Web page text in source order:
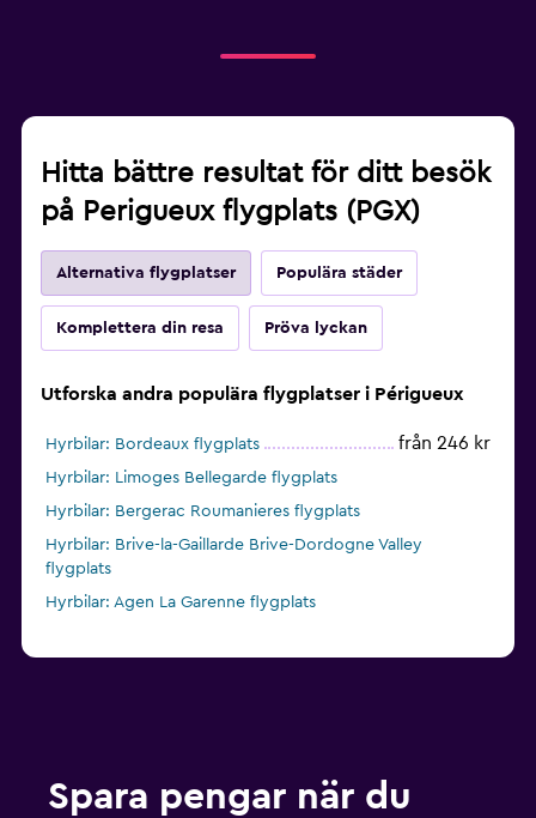
Hitta bättre resultat för ditt besök
på Perigueux flygplats (PGX)
Alternativa flygplatser Populära städer
Komplettera din resa Pröva lyckan
Utforska andra populära flygplatser i Périgueux
Hyrbilar: Bordeaux flygplats från 246 kr
Hyrbilar: Limoges Bellegarde flygplats
Hyrbilar: Bergerac Roumanieres flygplats
Hyrbilar: Brive-la-Gaillarde Brive-Dordogne Valley
flygplats
Hyrbilar: Agen La Garenne flygplats
Spara pengar när du